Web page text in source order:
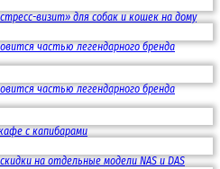
визит» для собак и кошек на дому
частью легендарного бренда
частью легендарного бренда
с капибарами
на отдельные модели NAS и DAS